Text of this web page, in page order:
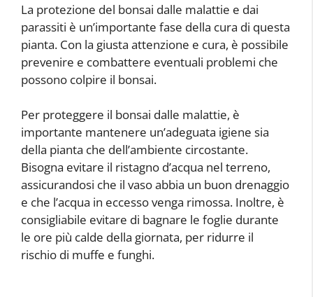
La protezione del bonsai dalle malattie e dai
parassiti è un’importante fase della cura di questa
pianta. Con la giusta attenzione e cura, è possibile
prevenire e combattere eventuali problemi che
possono colpire il bonsai.
Per proteggere il bonsai dalle malattie, è
importante mantenere un’adeguata igiene sia
della pianta che dell’ambiente circostante.
Bisogna evitare il ristagno d’acqua nel terreno,
assicurandosi che il vaso abbia un buon drenaggio
e che l’acqua in eccesso venga rimossa. Inoltre, è
consigliabile evitare di bagnare le foglie durante
le ore più calde della giornata, per ridurre il
rischio di muffe e funghi.